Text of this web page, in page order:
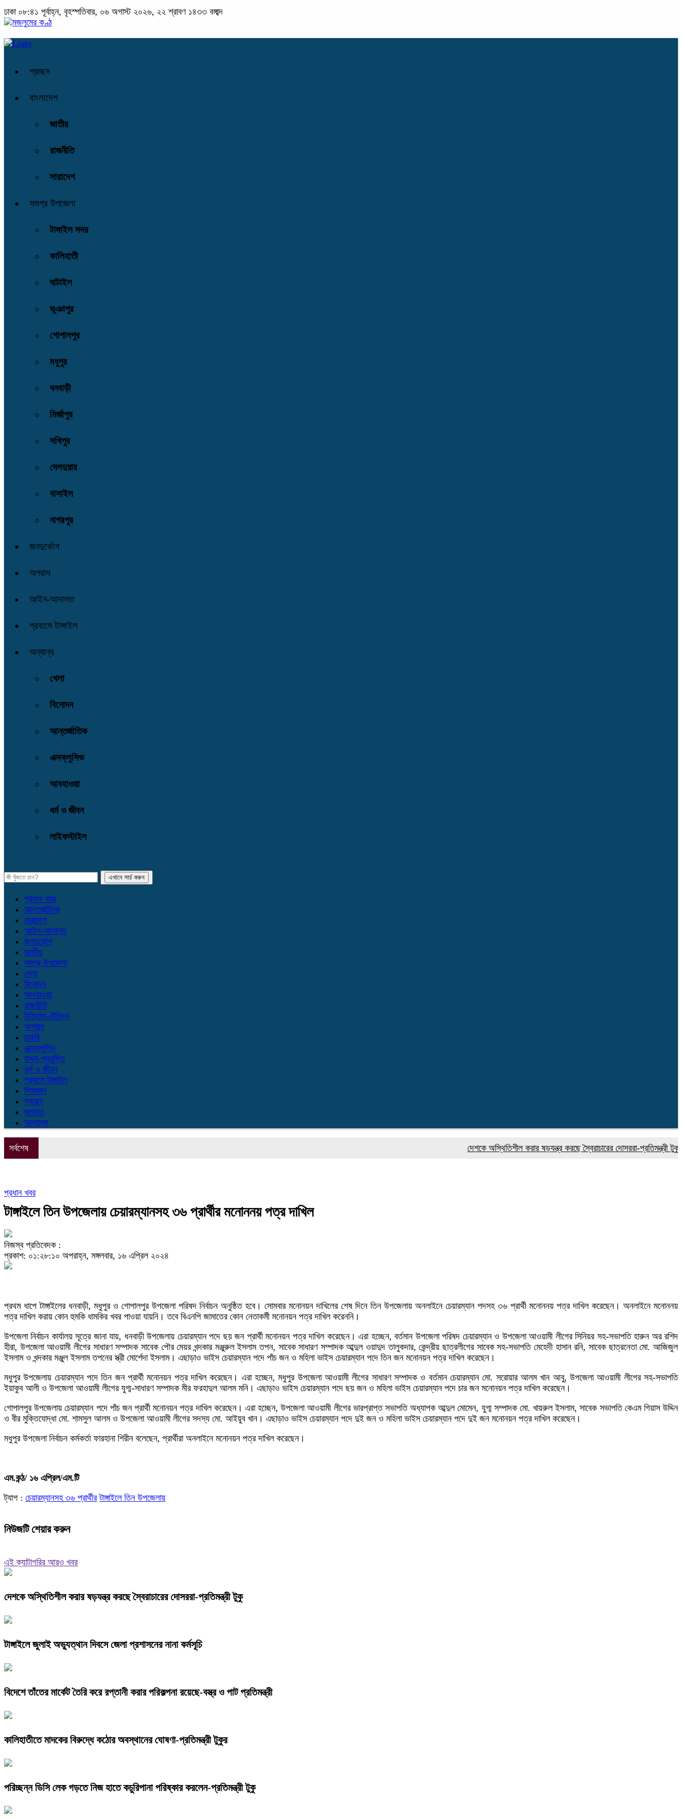
ঢাকা ০৮:৪১ পূর্বাহ্ন, বৃহস্পতিবার, ০৬ অগাস্ট ২০২৬, ২২ শ্রাবণ ১৪৩৩ বঙ্গাব্দ
প্রচ্ছদ
বাংলাদেশ
জাতীয়
রাজনীতি
সারাদেশ
সমগ্র উপজেলা
টাঙ্গাইল সদর
কালিহাতী
ঘাটাইল
ভূঞাপুর
গোপালপুর
মধুপুর
ধনবাড়ী
মির্জাপুর
সখিপুর
দেলদুয়ার
বাসাইল
নাগরপুর
জনদুর্ভোগ
অপরাধ
আইন-আদালত
প্রবাসে টাঙ্গাইল
অন্যান্য
খেলা
বিনোদন
আন্তর্জাতিক
এক্সক্লুসিভ
আবহাওয়া
ধর্ম ও জীবন
লাইফস্টাইল
প্রধান খবর
আন্তর্জাতিক
সারাদেশ
আইন-আদালত
জনদুর্ভোগ
জাতীয়
সমগ্র উপজেলা
খেলা
বিনোদন
আবহাওয়া
রাজনীতি
ইতিহাস-ঐতিহ্য
অপরাধ
চাকরি
এক্সক্লুসিভ
তথ্য-প্রযুক্তি
ধর্ম ও জীবন
প্রবাসে টাঙ্গাইল
শিক্ষাঙ্গন
স্বাস্থ্য
মতামত
অন্যান্য
সর্বশেষ দেশকে অস্থিতিশীল করার ষড়যন্ত্র করছে স্বৈরাচারের দোসররা-প্রতিমন্ত্রী টুকু
প্রধান খবর
টাঙ্গাইলে তিন উপজেলায় চেয়ারম্যানসহ ৩৬ প্রার্থীর মনোননয় পত্র দাখিল
নিজস্ব প্রতিবেদক :
প্রকাশ: ০১:২৮:১০ অপরাহ্ন, মঙ্গলবার, ১৬ এপ্রিল ২০২৪
প্রথম ধাপে টাঙ্গাইলের ধনবাড়ী, মধুপুর ও গোপালপুর উপজেলা পরিষদ নির্বাচন অনুষ্ঠিত হবে। সোমবার মনোনয়ন দাখিলের শেষ দিনে তিন উপজেলায় অনলাইনে চেয়ারম্যান পদসহ ৩৬ প্রার্থী মনোননয় পত্র দাখিল করেছেন। অনলাইনে মনোননয়
পত্র দাখিল করায় কোন হুমকি ধামকির খবর পাওয়া যায়নি। তবে বিএনপি জামাতের কোন নেতাকর্মী মনোনয়ন পত্র দাখিল করেননি।
উপজেলা নির্বাচন কার্যালয় সূত্রে জানা যায়, ধনবাড়ী উপজেলায় চেয়ারম্যান পদে ছয় জন প্রার্থী মনোনয়ন পত্র দাখিল করেছেন। এরা হচ্ছেন, বর্তমান উপজেলা পরিষদ চেয়ারম্যান ও উপজেলা আওয়ামী লীগের সিনিয়র সহ-সভাপতি হারুন অর রশিদ
হীরা, উপজেলা আওয়ামী লীগের সাধারণ সম্পাদক সাবেক পৌর মেয়র খন্দকার মঞ্জুরুল ইসলাম তপন, সাবেক সাধারণ সম্পাদক আব্দুল ওয়াদুদ তালুকদার, কেন্দ্রীয় ছাত্রলীগের সাবেক সহ-সভাপতি মেহেদী হাসান রনি, সাবেক ছাত্রনেতা মো. আজিজুল
ইসলাম ও খন্দকার মঞ্জুল ইসলাম তপনের স্ত্রী মোর্শেদা ইসলাম। এছাড়াও ভাইস চেয়ারম্যান পদে পাঁচ জন ও মহিলা ভাইস চেয়ারম্যান পদে তিন জন মনোনয়ন পত্র দাখিল করেছেন।
মধুপুর উপজেলায় চেয়ারম্যান পদে তিন জন প্রার্থী মনোনয়ন পত্র দাখিল করেছেন। এরা হচ্ছেন, মধুপুর উপজেলা আওয়ামী লীগের সাধারণ সম্পাদক ও বর্তমান চেয়ারম্যান মো. সরোয়ার আলম খান আবু, উপজেলা আওয়ামী লীগের সহ-সভাপতি
ইয়াকুব আলী ও উপজেলা আওয়ামী লীগের যুগ্ম-সাধারণ সম্পাদক মীর ফরহাদুল আলম মনি। এছাড়াও ভাইস চেয়ারম্যান পদে ছয় জন ও মহিলা ভাইস চেয়ারম্যান পদে চার জন মনোনয়ন পত্র দাখিল করেছেন।
গোপালপুর উপজেলায় চেয়ারম্যান পদে পাঁচ জন প্রার্থী মনোনয়ন পত্র দাখিল করেছেন। এরা হচ্ছেন, উপজেলা আওয়ামী লীগের ভারপ্রাপ্ত সভাপতি অধ্যাপক আব্দুল মোমেন, যুগ্ম সম্পাদক মো. খায়রুল ইসলাম, সাবেক সভাপতি কেএম গিয়াস উদ্দিন
ও বীর মুক্তিযোদ্ধা মো. শামসুল আলম ও উপজেলা আওয়ামী লীগের সদস্য মো. আইয়ুব খান। এছাড়াও ভাইস চেয়ারম্যান পদে দুই জন ও মহিলা ভাইস চেয়ারম্যান পদে দুই জন মনোনয়ন পত্র দাখিল করেছেন।
মধুপুর উপজেলা নির্বাচন কর্মকর্তা ফারহানা শিরীন বলেছেন, প্রার্থীরা অনলাইনে মনোনয়ন পত্র দাখিল করেছেন।
এম.কন্ঠ/ ১৬ এপ্রিল/এম.টি
ট্যাগ : চেয়ারম্যানসহ ৩৬ প্রার্থীর টাঙ্গাইলে তিন উপজেলায়
নিউজটি শেয়ার করুন
এই ক্যাটাগরির আরও খবর
দেশকে অস্থিতিশীল করার ষড়যন্ত্র করছে স্বৈরাচারের দোসররা-প্রতিমন্ত্রী টুকু
টাঙ্গাইলে জুলাই অভ্যুত্থান দিবসে জেলা প্রশাসনের নানা কর্মসূচি
বিদেশে তাঁতের মার্কেট তৈরি করে রপ্তানী করার পরিকল্পনা রয়েছে-বস্ত্র ও পাট প্রতিমন্ত্রী
কালিহাতীতে মাদকের বিরুদ্ধে কঠোর অবস্থানের ঘোষণা-প্রতিমন্ত্রী টুকুর
পরিচ্ছন্ন ডিসি লেক গড়তে নিজ হাতে কচুরিপানা পরিষ্কার করলেন-প্রতিমন্ত্রী টুকু